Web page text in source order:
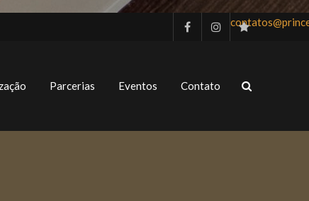
Parcerias Eventos Contato